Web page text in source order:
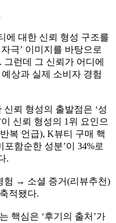
에 대한 신뢰 형성 구조를
극’ 이미지를 바탕으로
런데 그 신뢰가 어디에
상과 실제 소비자 경험
뢰 형성의 출발점은 ‘성
신뢰 형성의 1위 요인으
복 언급), K뷰티 구매 핵
함순한 성분’이 34%로
.
험 → 소셜 증거(리뷰추천)
적됐다.
핵심은 ‘후기의 출처’가